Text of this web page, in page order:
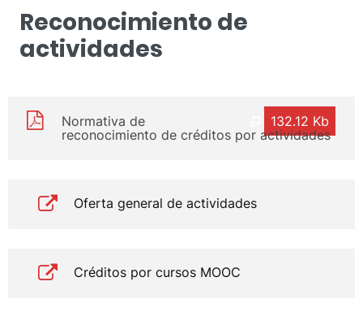
Reconocimiento de
actividades
132.12 Kb
Normativa de
reconocimiento de créditos por actividades
Oferta general de actividades
Créditos por cursos MOOC